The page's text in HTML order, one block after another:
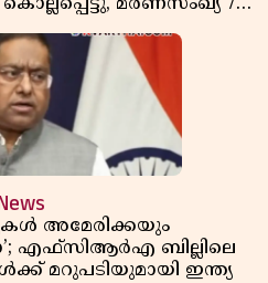
അമേരിക്കയും
എഫ്സിആർഎ ബില്ലിലെ
മറുപടിയുമായി ഇന്ത്യ